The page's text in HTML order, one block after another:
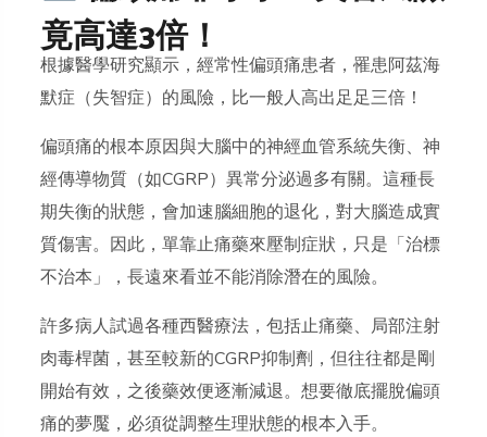
竟高達3倍！
根據醫學研究顯示，經常性偏頭痛患者，罹患阿茲海
默症（失智症）的風險，比一般人高出足足三倍！
偏頭痛的根本原因與大腦中的神經血管系統失衡、神
經傳導物質（如CGRP）異常分泌過多有關。這種長
期失衡的狀態，會加速腦細胞的退化，對大腦造成實
質傷害。因此，單靠止痛藥來壓制症狀，只是「治標
不治本」，長遠來看並不能消除潛在的風險。
許多病人試過各種西醫療法，包括止痛藥、局部注射
肉毒桿菌，甚至較新的CGRP抑制劑，但往往都是剛
開始有效，之後藥效便逐漸減退。想要徹底擺脫偏頭
痛的夢魘，必須從調整生理狀態的根本入手。